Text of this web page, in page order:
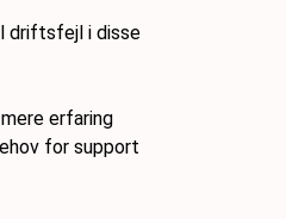
driftsfejl i disse
erfaring
for support